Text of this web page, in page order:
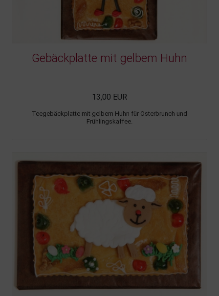
Gebäckplatte mit gelbem Huhn
13,00 EUR
Teegebäckplatte mit gelbem Huhn für Osterbrunch und
Frühlingskaffee.